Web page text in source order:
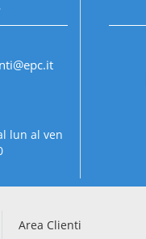
lun al ven
Area Clienti